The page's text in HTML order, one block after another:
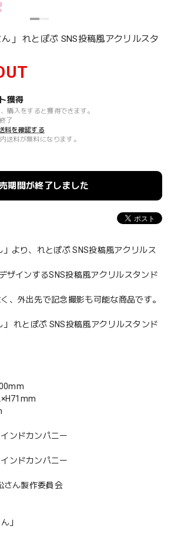
」 れとぽぷ SNS投稿風アクリルスタ
獲得
、購入をすると獲得できます。
了
料を確認する
送料が無料になります。
期間が終了しました
より、れとぽぷ SNS投稿風アクリルス
ザインするSNS投稿風アクリルスタンド
、外出先で記念撮影も可能な商品です。
れとぽぷ SNS投稿風アクリルスタンド
ンドカンパニー
ンドカンパニー
さん製作委員会
」